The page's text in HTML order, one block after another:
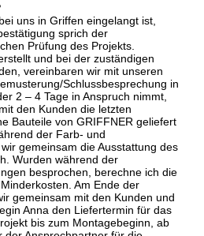
uns in Griffen eingelangt ist,
sprich der
Prüfung des Projekts.
und bei der zuständigen
vereinbaren wir mit unseren
Schlussbesprechung in
2 – 4 Tage in Anspruch nimmt,
den Kunden die letzten
Bauteile von GRIFFNER geliefert
der Farb- und
gemeinsam die Ausstattung des
Wurden während der
besprochen, berechne ich die
Am Ende der
gemeinsam mit den Kunden und
Anna den Liefertermin für das
bis zum Montagebeginn, ab